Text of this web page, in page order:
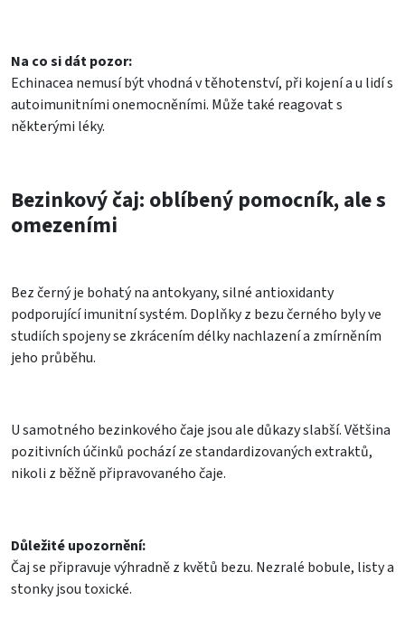
Na co si dát pozor:
Echinacea nemusí být vhodná v těhotenství, při kojení a u lidí s
autoimunitními onemocněními. Může také reagovat s
některými léky.
Bezinkový čaj: oblíbený pomocník, ale s
omezeními
Bez černý je bohatý na antokyany, silné antioxidanty
podporující imunitní systém. Doplňky z bezu černého byly ve
studiích spojeny se zkrácením délky nachlazení a zmírněním
jeho průběhu.
U samotného bezinkového čaje jsou ale důkazy slabší. Většina
pozitivních účinků pochází ze standardizovaných extraktů,
nikoli z běžně připravovaného čaje.
Důležité upozornění:
Čaj se připravuje výhradně z květů bezu. Nezralé bobule, listy a
stonky jsou toxické.